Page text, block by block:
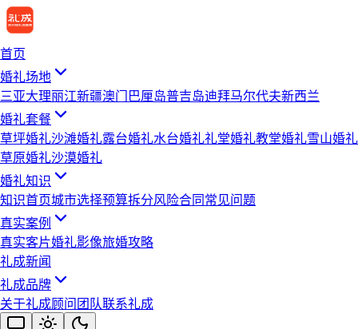
首页
婚礼场地
三亚大理丽江新疆澳门 巴厘岛普吉岛迪拜马尔代夫新西兰
婚礼套餐
草坪婚礼沙滩婚礼露台婚礼水台婚礼礼堂婚礼教堂婚礼雪山婚礼
草原婚礼沙漠婚礼
婚礼知识
知识首页城市选择预算拆分风险合同 常见问题
真实案例
真实客片婚礼影像旅婚攻略
礼成新闻
礼成品牌
关于礼成顾问团队联系礼成